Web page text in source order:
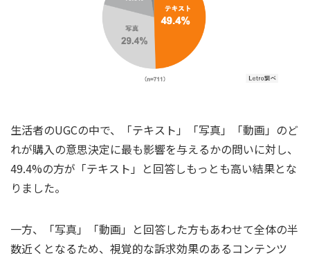
生活者のUGCの中で、「テキスト」「写真」「動画」のど
れが購入の意思決定に最も影響を与えるかの問いに対し、
49.4%の方が「テキスト」と回答しもっとも高い結果とな
りました。
一方、「写真」「動画」と回答した方もあわせて全体の半
数近くとなるため、視覚的な訴求効果のあるコンテンツ